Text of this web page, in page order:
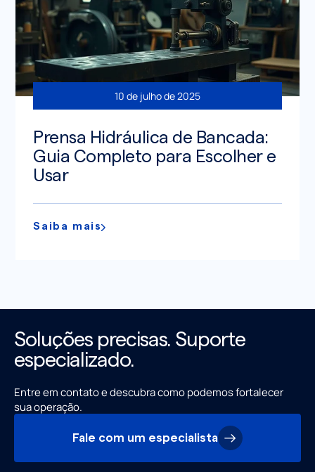
10 de julho de 2025
Prensa Hidráulica de Bancada:
Guia Completo para Escolher e
Usar
Saiba mais
Soluções precisas. Suporte
especializado.
Entre em contato e descubra como podemos fortalecer
sua operação.
Fale com um especialista